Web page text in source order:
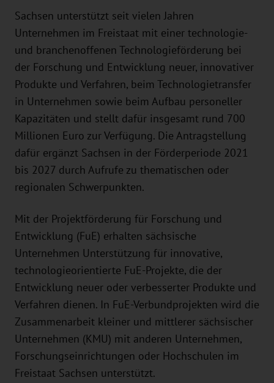
Sachsen unterstützt seit vielen Jahren
Unternehmen im Freistaat mit einer technologie-
und branchenoffenen Technologieförderung bei
der Forschung und Entwicklung neuer, innovativer
Produkte und Verfahren, beim Technologietransfer
in Unternehmen sowie beim Aufbau personeller
Kapazitäten und stellt dafür insgesamt rund 700
Millionen Euro zur Verfügung. Die Antragstellung
dafür ergänzt Sachsen in der Förderperiode 2021
bis 2027 durch Aufrufe zu thematischen oder
regionalen Schwerpunkten.
Mit der Projektförderung für Forschung und
Entwicklung (FuE) erhalten sächsische
Unternehmen Unterstützung für innovative,
technologieorientierte FuE-Projekte, die der
Entwicklung neuer oder verbesserter Produkte und
Verfahren dienen. In FuE-Verbundprojekten wird die
Zusammenarbeit kleiner und mittlerer sächsischer
Unternehmen (KMU) mit anderen Unternehmen,
Forschungseinrichtungen oder Hochschulen im
Freistaat Sachsen unterstützt.